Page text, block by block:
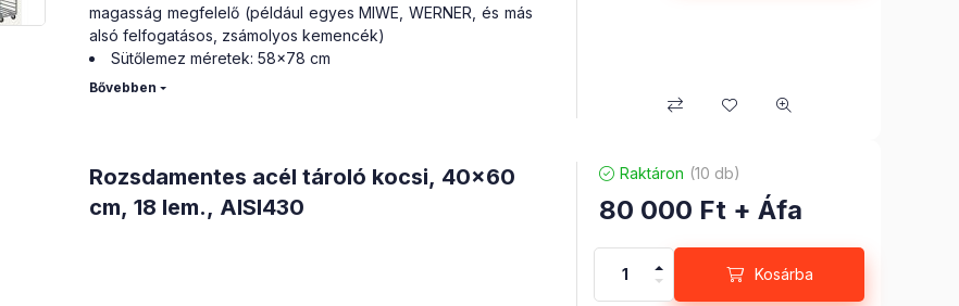
magasság megfelelő (például egyes MIWE, WERNER, és más
alsó felfogatásos, zsámolyos kemencék)
Sütőlemez méretek: 58x78 cm
Szinek száma: 18 db
Anyaga: Rozsdamentes acél
Rozsdamentes acél tároló kocsi, 40x60
cm, 18 lem., AISI430
Raktáron (10 db)
80 000 Ft + Áfa
Kosárba